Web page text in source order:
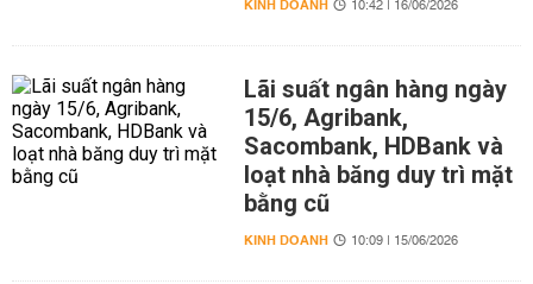
KINH DOANH 10:42 | 16/06/2026
Lãi suất ngân hàng ngày
15/6, Agribank,
Sacombank, HDBank và
loạt nhà băng duy trì mặt
bằng cũ
KINH DOANH 10:09 | 15/06/2026